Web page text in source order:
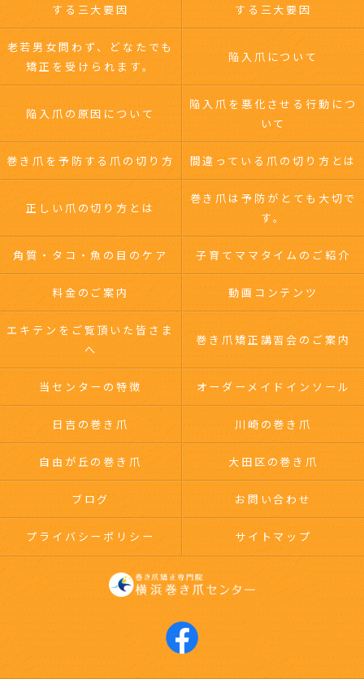
する三大要因
する三大要因
老若男女問わず、どなたでも
矯正を受けられます。
陥入爪について
陥入爪の原因について
陥入爪を悪化させる行動につ
いて
巻き爪を予防する爪の切り方 間違っている爪の切り方とは
正しい爪の切り方とは
巻き爪は予防がとても大切で
す。
角質・タコ・魚の目のケア 子育てママタイムのご紹介
料金のご案内 動画コンテンツ
エキテンをご覧頂いた皆さま
へ
巻き爪矯正講習会のご案内
当センターの特徴 オーダーメイドインソール
日吉の巻き爪 川崎の巻き爪
自由が丘の巻き爪 大田区の巻き爪
ブログ お問い合わせ
プライバシーポリシー サイトマップ